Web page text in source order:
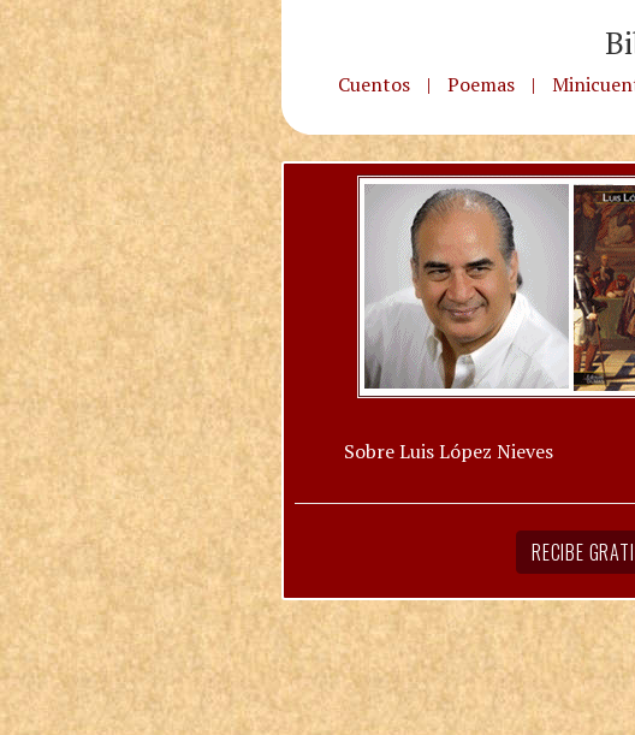
Cuentos | Poemas |
Sobre Luis López Nieves
RECIBE